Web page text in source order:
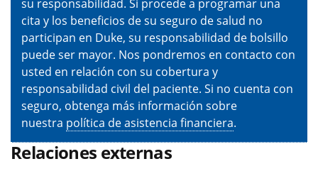
su responsabilidad. Si procede a programar una
cita y los beneficios de su seguro de salud no
participan en Duke, su responsabilidad de bolsillo
puede ser mayor. Nos pondremos en contacto con
usted en relación con su cobertura y
responsabilidad civil del paciente. Si no cuenta con
seguro, obtenga más información sobre
nuestra política de asistencia financiera.
Relaciones externas